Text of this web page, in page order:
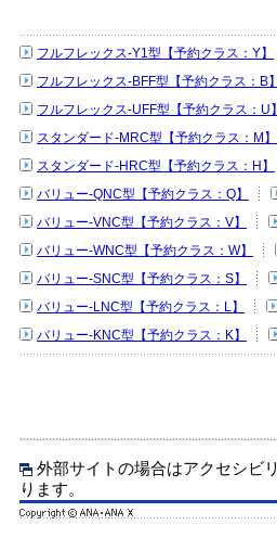
フルフレックス-Y1型【予約クラス：Y】
フルフレックス-BFF型【予約クラス：B
フルフレックス-UFF型【予約クラス：U
スタンダード-MRC型【予約クラス：M】
スタンダード-HRC型【予約クラス：H】
バリュー-QNC型【予約クラス：Q】
バリュー-VNC型【予約クラス：V】
バリュー-WNC型【予約クラス：W】
バリュー-SNC型【予約クラス：S】
バリュー-LNC型【予約クラス：L】
バリュー-KNC型【予約クラス：K】
外部サイトの場合はアクセシビ
ります。